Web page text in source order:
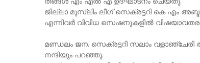
ജില്ലാ മുസ്‌ലിം ലീഗ് സെക്രട്ടറി കെ എം
എന്നിവർ വിവിധ സെഷനുകളിൽ
മണ്ഡലം ജന. സെക്രട്ടറി സലാം വളാഞ്ചേരി
നന്ദിയും പറഞ്ഞു.